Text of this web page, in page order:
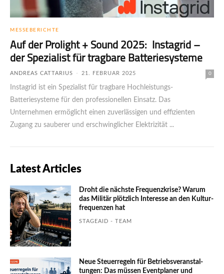
MESSEBERICHTE
Auf der Prolight + Sound 2025: Instagrid –
der Spezialist für tragbare Batteriesysteme
ANDREAS CATTARIUS - 21. FEBRUAR 2025 0
Instagrid ist ein Spezialist für tragbare Hochleistungs-
Batteriesysteme für den profes­sio­nel­len Einsatz. Das
Unternehmen ermöglicht einen zuverlässigen und effizienten
Zugang zu sauberer und erschwinglicher Elektrizität ...
Latest Articles
Droht die nächste Frequenzkrise? Warum
das Mili­tär plötzlich Inte­resse an den Kultur­
fre­quen­zen hat
STAGEAID - TEAM
Neue Steuerregeln für Betriebs­ver­an­stal­
tungen: Das müssen Event­planer und